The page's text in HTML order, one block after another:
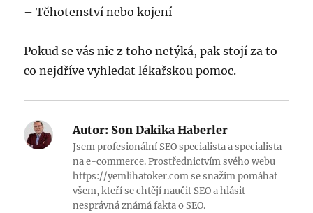
– Těhotenství nebo kojení
Pokud se vás nic z toho netýká, pak stojí za to
co nejdříve vyhledat lékařskou pomoc.
Autor: Son Dakika Haberler
Jsem profesionální SEO specialista a specialista
na e-commerce. Prostřednictvím svého webu
https://yemlihatoker.com se snažím pomáhat
všem, kteří se chtějí naučit SEO a hlásit
nesprávná známá fakta o SEO.